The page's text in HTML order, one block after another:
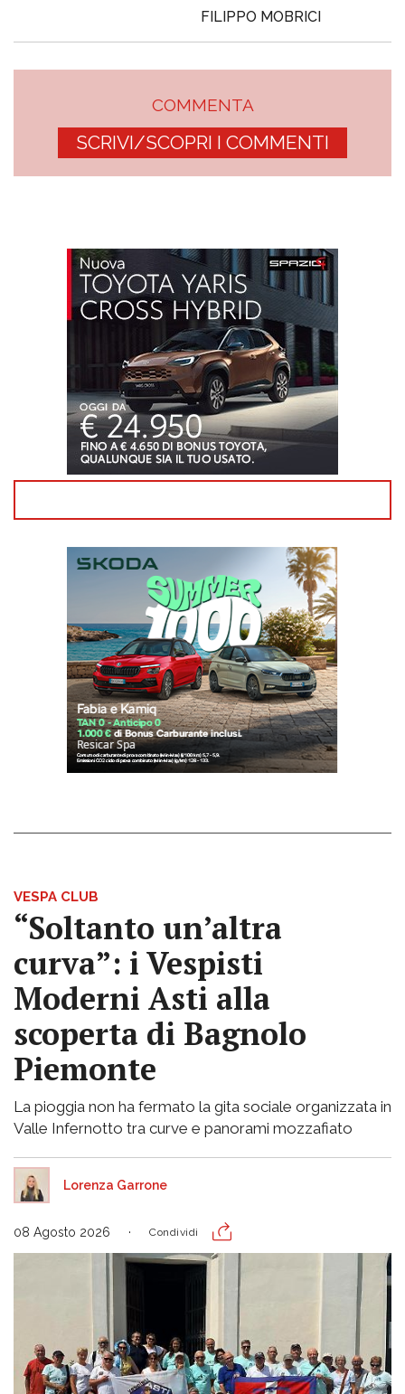
FILIPPO MOBRICI
COMMENTA
SCRIVI/SCOPRI I COMMENTI
VESPA CLUB
“Soltanto un’altra
curva”: i Vespisti
Moderni Asti alla
scoperta di Bagnolo
Piemonte
La pioggia non ha fermato la gita sociale organizzata in
Valle Infernotto tra curve e panorami mozzafiato
Lorenza Garrone
08 Agosto 2026 Condividi